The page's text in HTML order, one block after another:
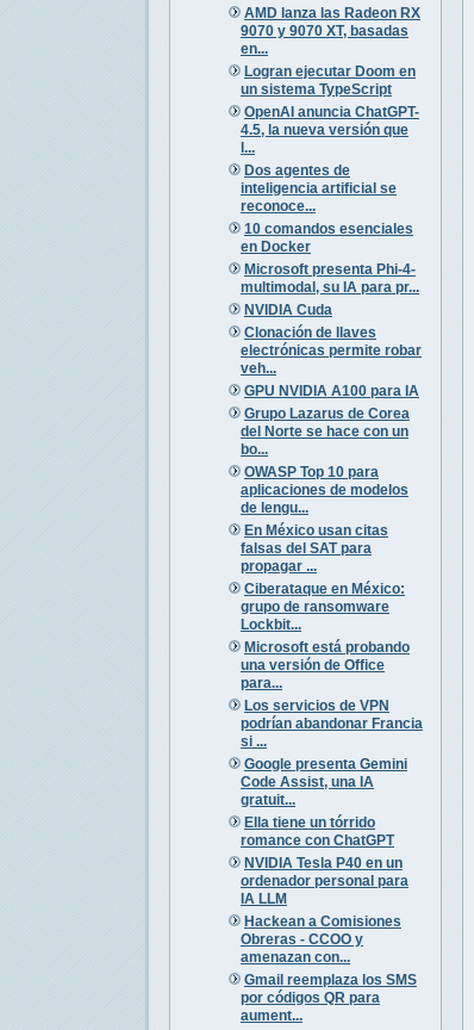
AMD lanza las Radeon RX
9070 y 9070 XT, basadas
en...
Logran ejecutar Doom en
un sistema TypeScript
OpenAI anuncia ChatGPT-
4.5, la nueva versión que
l...
Dos agentes de
inteligencia artificial se
reconoce...
10 comandos esenciales
en Docker
Microsoft presenta Phi-4-
multimodal, su IA para pr...
NVIDIA Cuda
Clonación de llaves
electrónicas permite robar
veh...
GPU NVIDIA A100 para IA
Grupo Lazarus de Corea
del Norte se hace con un
bo...
OWASP Top 10 para
aplicaciones de modelos
de lengu...
En México usan citas
falsas del SAT para
propagar ...
Ciberataque en México:
grupo de ransomware
Lockbit...
Microsoft está probando
una versión de Office
para...
Los servicios de VPN
podrían abandonar Francia
si ...
Google presenta Gemini
Code Assist, una IA
gratuit...
Ella tiene un tórrido
romance con ChatGPT
NVIDIA Tesla P40 en un
ordenador personal para
IA LLM
Hackean a Comisiones
Obreras - CCOO y
amenazan con...
Gmail reemplaza los SMS
por códigos QR para
aument...